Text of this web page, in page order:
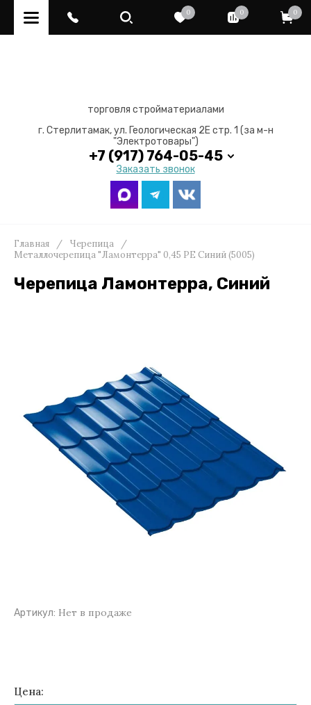
0 0 0
торговля стройматериалами
г. Стерлитамак, ул. Геологическая 2Е стр. 1 (за м-н
"Электротовары")
+7 (917) 764-05-45
Заказать звонок
Главная / Черепица
/
Металлочерепица "Ламонтерра" 0,45 PE Синий (5005)
Черепица Ламонтерра, Синий
Артикул: Нет в продаже
Цена: